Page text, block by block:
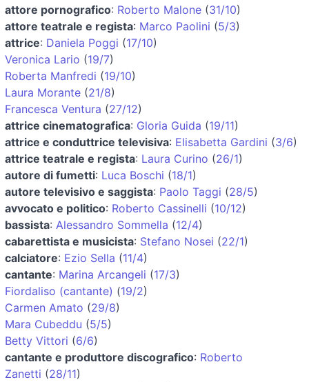
attore pornografico: Roberto Malone (31/10)
attore teatrale e regista: Marco Paolini (5/3)
attrice: Daniela Poggi (17/10)
Veronica Lario (19/7)
Roberta Manfredi (19/10)
Laura Morante (21/8)
Francesca Ventura (27/12)
attrice cinematografica: Gloria Guida (19/11)
attrice e conduttrice televisiva: Elisabetta Gardini (3/6)
attrice teatrale e regista: Laura Curino (26/1)
autore di fumetti: Luca Boschi (18/1)
autore televisivo e saggista: Paolo Taggi (28/5)
avvocato e politico: Roberto Cassinelli (10/12)
bassista: Alessandro Sommella (12/4)
cabarettista e musicista: Stefano Nosei (22/1)
calciatore: Ezio Sella (11/4)
cantante: Marina Arcangeli (17/3)
Fiordaliso (cantante) (19/2)
Carmen Amato (29/8)
Mara Cubeddu (5/5)
Betty Vittori (6/6)
cantante e produttore discografico: Roberto
Zanetti (28/11)